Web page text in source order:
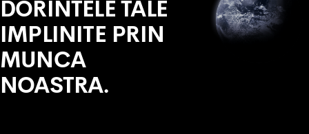
DORINTELE TALE
IMPLINITE PRIN
MUNCA
NOASTRA.